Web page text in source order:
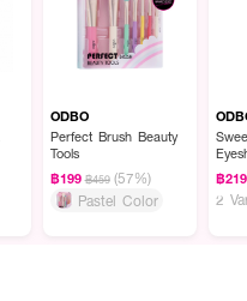
ODBO
Perfect Brush Beauty
Tools
฿199 ฿459 (57%)
Pastel Color
2024
฿219
2